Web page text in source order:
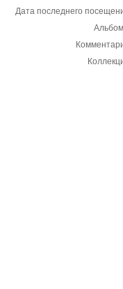
Дата последнего